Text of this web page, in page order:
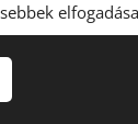
Webnodeelfogadása